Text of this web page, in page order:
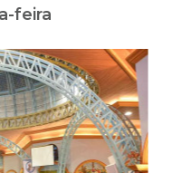
feira